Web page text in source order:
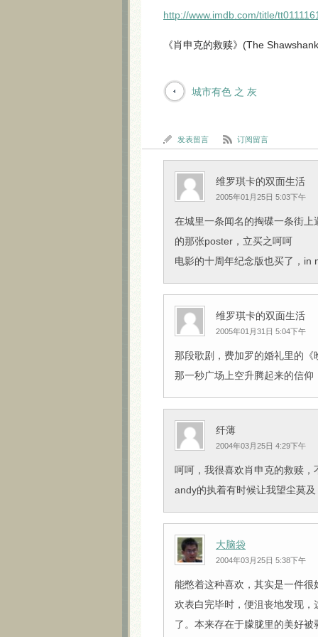
http://www.imdb.com/title/
《肖申克的救赎》(The
城市有色 之 灰
发表留言 订阅留言
维罗琪卡的双面生活
2005年01月25日 5:03下午
在城里一条闻名的掏碟一条街
的那张poster，立买之呵呵
电影的十周年纪念版也买了，
维罗琪卡的双面生活
2005年01月31日 5:04下午
那段歌剧，费加罗的婚礼里的
那一秒广场上空升腾起来的信
纤薄
2004年03月25日 4:29下午
呵呵，我很喜欢肖申克的救赎
andy的执着有时候让我望尘莫及
大脑袋
2004年03月25日 5:38下午
能憋着这种喜欢，其实是一件
欢表白完毕时，便沮丧地发现
了。本来存在于朦胧里的美好